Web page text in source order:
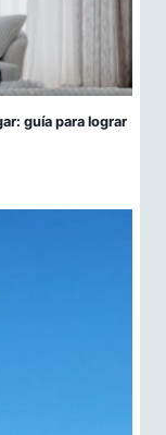
guía para lograr